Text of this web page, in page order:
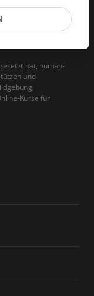
hat, human-
und
Kurse für